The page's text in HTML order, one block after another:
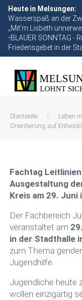
Heute in Melsungen:
Wasserspaß an der
„Mit’m Lisbeth
•BLAUER SONNTAG -
Friedensgebet in der
Startseite
Leben
Orientierung auf
Fachtag
Ausgestaltung
Kreis am 29. Juni
Der Fachbereich
veranstaltet am
in der Stadthalle
zum Thema
Jugendhilfe.
Jugendliche heute
wollen einzigartig